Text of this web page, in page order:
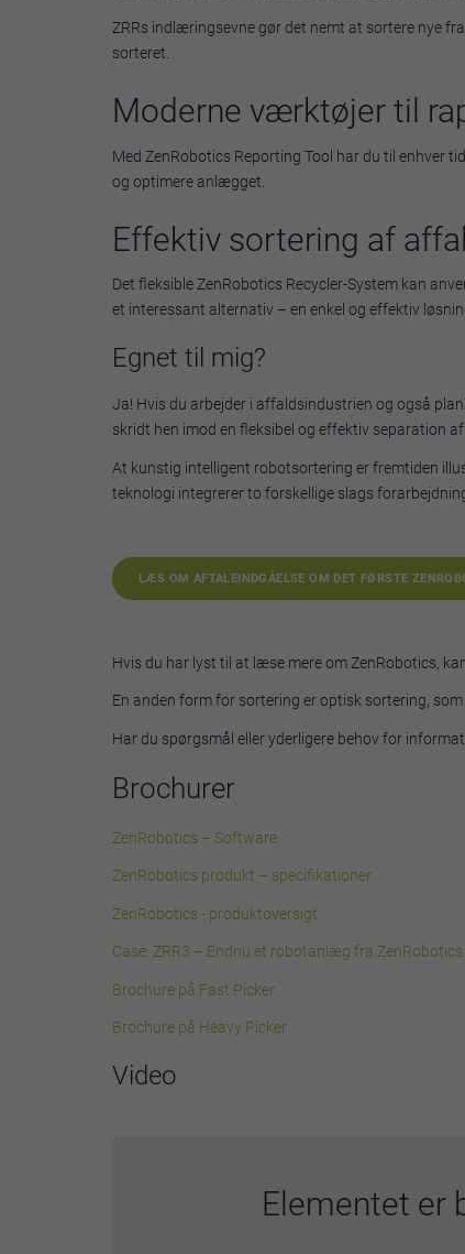
ZRRs indlæringsevne gør det nemt at sortere nye
sorteret.
Moderne værktøjer til
Med ZenRobotics Reporting Tool har du til enhver
og optimere anlægget.
Effektiv sortering af
Det fleksible ZenRobotics Recycler-System kan
et interessant alternativ – en enkel og effektiv
Egnet til mig?
Ja! Hvis du arbejder i affaldsindustrien og også
skridt hen imod en fleksibel og effektiv separation
At kunstig intelligent robotsortering er fremtiden
teknologi integrerer to forskellige slags
LÆS OM AFTALEINDGÅELSE OM DET FØRSTE
Hvis du har lyst til at læse mere om ZenRobotics,
En anden form for sortering er optisk sortering,
Har du spørgsmål eller yderligere behov for
Brochurer
ZenRobotics – Software
ZenRobotics produkt – specifikationer
ZenRobotics - produktoversigt
Case: ZRR3 – Endnu et robotanlæg fra
Brochure på Fast Picker
Brochure på Heavy Picker
Video
Elementet er